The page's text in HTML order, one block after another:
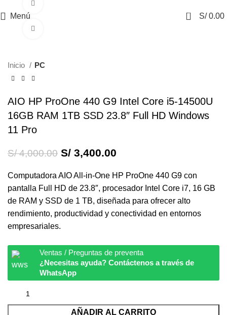
Menú 0 S/0.00
Inicio PC
AIO HP ProOne 440 G9 Intel Core i5-14500U
16GB RAM 1TB SSD 23.8″ Full HD Windows
11 Pro
S/4,000.00 El
original
era:
S/ 4,000.00.
S/ 3,400.00
actual
es:
S/ 3,400.00.
Computadora AIO All-in-One HP ProOne 440 G9 con
pantalla Full HD de 23.8″, procesador Intel Core i7, 16 GB
de RAM y SSD de 1 TB, diseñada para ofrecer alto
rendimiento, productividad y conectividad en entornos
empresariales.
Ventas / Preguntas de preventa
¿Necesitas ayuda? Contáctenos a través de
WhatsApp
AÑADIR AL CARRITO